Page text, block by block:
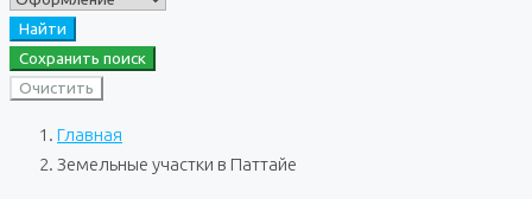
Найти
Сохранить поиск
Очистить
Главная
Земельные участки в Паттайе